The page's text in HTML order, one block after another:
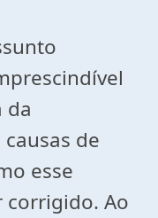
da
de
esse
Ao